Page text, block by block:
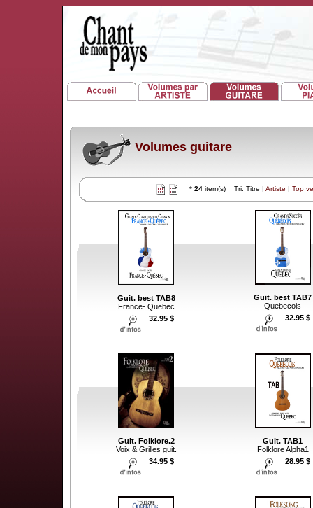
Volumes guitare
* 24item(s) Tri: Titre | Artiste | Top
Guit. best TAB8
France- Quebec
32.95 $
Guit. best TAB7
Quebecois
32.95 $
Guit. Folklore.2
Voix & Grilles guit.
34.95 $
Guit. TAB1
Folklore Alpha1
28.95 $